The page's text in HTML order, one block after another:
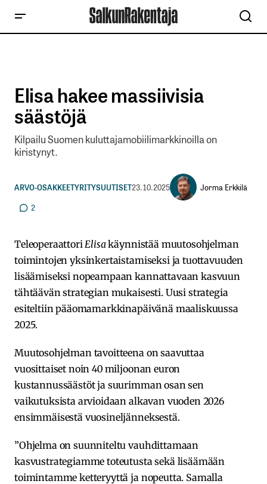
Elisa hakee massiivisia
säästöjä
Kilpailu Suomen kuluttajamobiilimarkkinoilla on
kiristynyt.
ARVO-OSAKKEETYRITYSUUTISET23.10.2025
Jorma Erkkilä
2
Teleoperaattori Elisakäynnistää muutosohjelman
toimintojen yksinkertaistamiseksi ja tuottavuuden
lisäämiseksi nopeampaan kannattavaan kasvuun
tähtäävän strategian mukaisesti. Uusi strategia
esiteltiin pääomamarkkinapäivänä maaliskuussa
2025.
Muutosohjelman tavoitteena on saavuttaa
vuosittaiset noin 40 miljoonan euron
kustannussäästöt ja suurimman osan sen
vaikutuksista arvioidaan alkavan vuoden 2026
ensimmäisestä vuosineljänneksestä.
”Ohjelma on suunniteltu vauhdittamaan
kasvustrategiamme toteutusta sekä lisäämään
toimintamme ketteryyttä ja nopeutta. Samalla